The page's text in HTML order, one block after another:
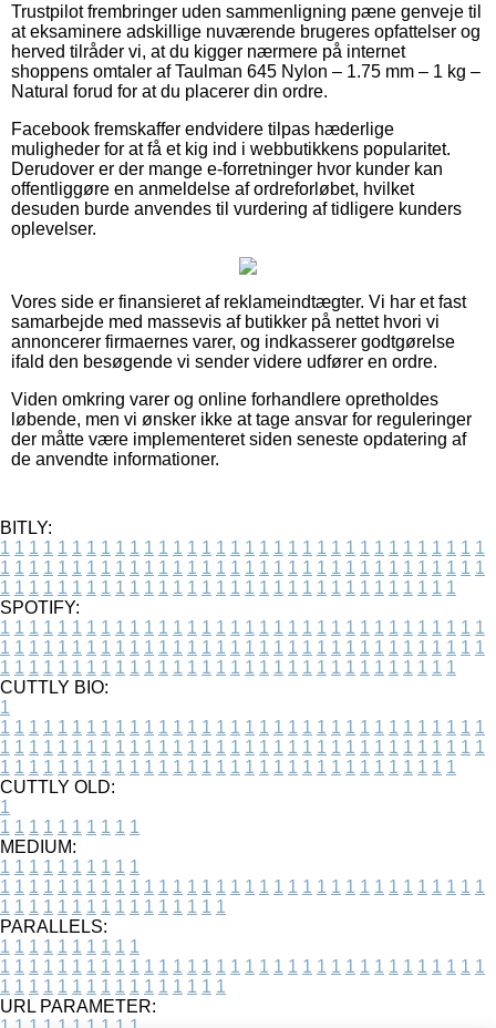
Trustpilot frembringer uden sammenligning pæne genveje til
at eksaminere adskillige nuværende brugeres opfattelser og
herved tilråder vi, at du kigger nærmere på internet
shoppens omtaler af Taulman 645 Nylon – 1.75 mm – 1 kg –
Natural forud for at du placerer din ordre.
Facebook fremskaffer endvidere tilpas hæderlige
muligheder for at få et kig ind i webbutikkens popularitet.
Derudover er der mange e-forretninger hvor kunder kan
offentliggøre en anmeldelse af ordreforløbet, hvilket
desuden burde anvendes til vurdering af tidligere kunders
oplevelser.
Vores side er finansieret af reklameindtægter. Vi har et fast
samarbejde med massevis af butikker på nettet hvori vi
annoncerer firmaernes varer, og indkasserer godtgørelse
ifald den besøgende vi sender videre udfører en ordre.
Viden omkring varer og online forhandlere opretholdes
løbende, men vi ønsker ikke at tage ansvar for reguleringer
der måtte være implementeret siden seneste opdatering af
de anvendte informationer.
BITLY:
1 1 1 1 1 1 1 1 1 1 1 1 1 1 1 1 1 1 1 1 1 1 1 1 1 1 1 1 1 1 1 1 1 1
1 1 1 1 1 1 1 1 1 1 1 1 1 1 1 1 1 1 1 1 1 1 1 1 1 1 1 1 1 1 1 1 1 1
1 1 1 1 1 1 1 1 1 1 1 1 1 1 1 1 1 1 1 1 1 1 1 1 1 1 1 1 1 1 1 1
SPOTIFY:
1 1 1 1 1 1 1 1 1 1 1 1 1 1 1 1 1 1 1 1 1 1 1 1 1 1 1 1 1 1 1 1 1 1
1 1 1 1 1 1 1 1 1 1 1 1 1 1 1 1 1 1 1 1 1 1 1 1 1 1 1 1 1 1 1 1 1 1
1 1 1 1 1 1 1 1 1 1 1 1 1 1 1 1 1 1 1 1 1 1 1 1 1 1 1 1 1 1 1 1
CUTTLY BIO:
1
1 1 1 1 1 1 1 1 1 1 1 1 1 1 1 1 1 1 1 1 1 1 1 1 1 1 1 1 1 1 1 1 1 1
1 1 1 1 1 1 1 1 1 1 1 1 1 1 1 1 1 1 1 1 1 1 1 1 1 1 1 1 1 1 1 1 1 1
1 1 1 1 1 1 1 1 1 1 1 1 1 1 1 1 1 1 1 1 1 1 1 1 1 1 1 1 1 1 1 1
CUTTLY OLD:
1
1 1 1 1 1 1 1 1 1 1
MEDIUM:
1 1 1 1 1 1 1 1 1 1
1 1 1 1 1 1 1 1 1 1 1 1 1 1 1 1 1 1 1 1 1 1 1 1 1 1 1 1 1 1 1 1 1 1
1 1 1 1 1 1 1 1 1 1 1 1 1 1 1 1
PARALLELS:
1 1 1 1 1 1 1 1 1 1
1 1 1 1 1 1 1 1 1 1 1 1 1 1 1 1 1 1 1 1 1 1 1 1 1 1 1 1 1 1 1 1 1 1
1 1 1 1 1 1 1 1 1 1 1 1 1 1 1 1
URL PARAMETER: